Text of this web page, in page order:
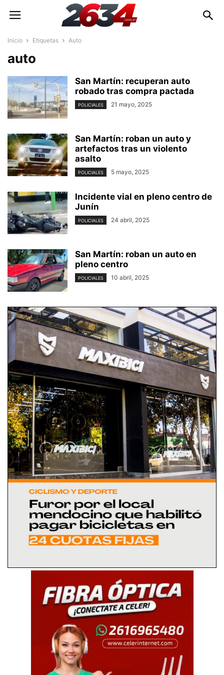
Inicio Etiquetas Auto
auto
San Martín: recuperan auto
robado tras compra pactada
POLICIALES 21 mayo, 2025
San Martín: roban un auto y
artefactos tras un violento
asalto
POLICIALES 5 mayo, 2025
Incidente vial en pleno centro de
Junín
POLICIALES 24 abril, 2025
San Martín: roban un auto en
pleno centro
POLICIALES 10 abril, 2025